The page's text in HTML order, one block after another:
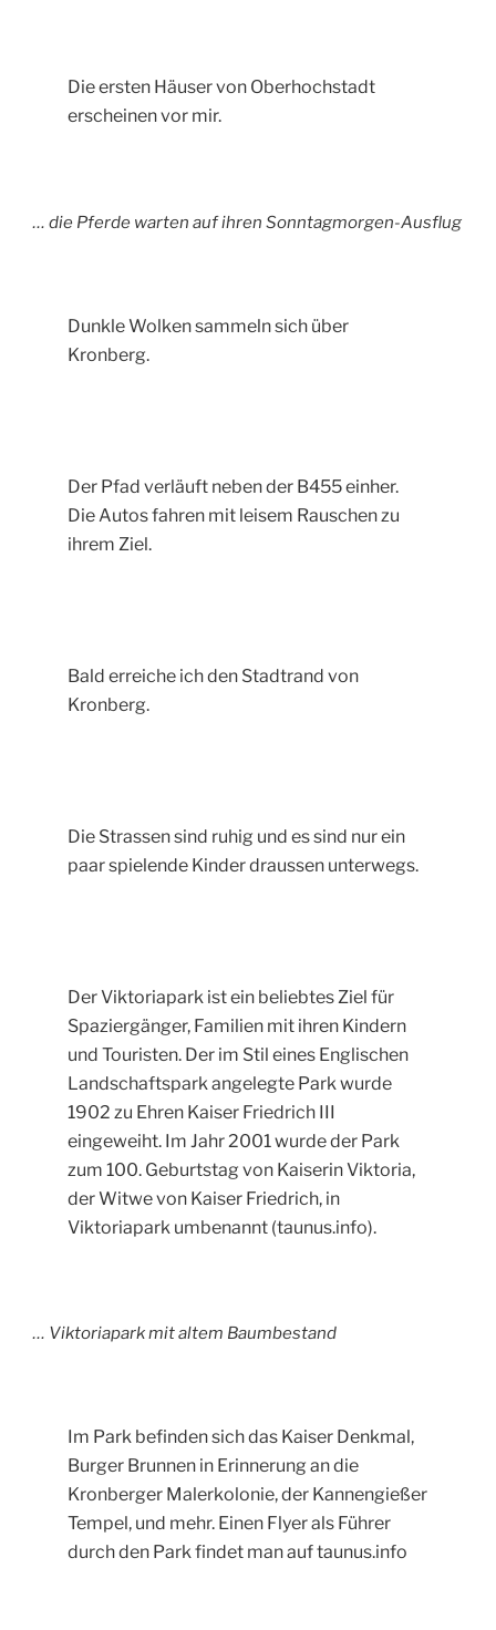
Die ersten Häuser von Oberhochstadt
erscheinen vor mir.
… die Pferde warten auf ihren Sonntagmorgen-Ausflug
Dunkle Wolken sammeln sich über
Kronberg.
Der Pfad verläuft neben der B455 einher.
Die Autos fahren mit leisem Rauschen zu
ihrem Ziel.
Bald erreiche ich den Stadtrand von
Kronberg.
Die Strassen sind ruhig und es sind nur ein
paar spielende Kinder draussen unterwegs.
Der Viktoriapark ist ein beliebtes Ziel für
Spaziergänger, Familien mit ihren Kindern
und Touristen. Der im Stil eines Englischen
Landschaftspark angelegte Park wurde
1902 zu Ehren Kaiser Friedrich III
eingeweiht. Im Jahr 2001 wurde der Park
zum 100. Geburtstag von Kaiserin Viktoria,
der Witwe von Kaiser Friedrich, in
Viktoriapark umbenannt (taunus.info).
… Viktoriapark mit altem Baumbestand
Im Park befinden sich das Kaiser Denkmal,
Burger Brunnen in Erinnerung an die
Kronberger Malerkolonie, der Kannengießer
Tempel, und mehr. Einen Flyer als Führer
durch den Park findet man auf taunus.info